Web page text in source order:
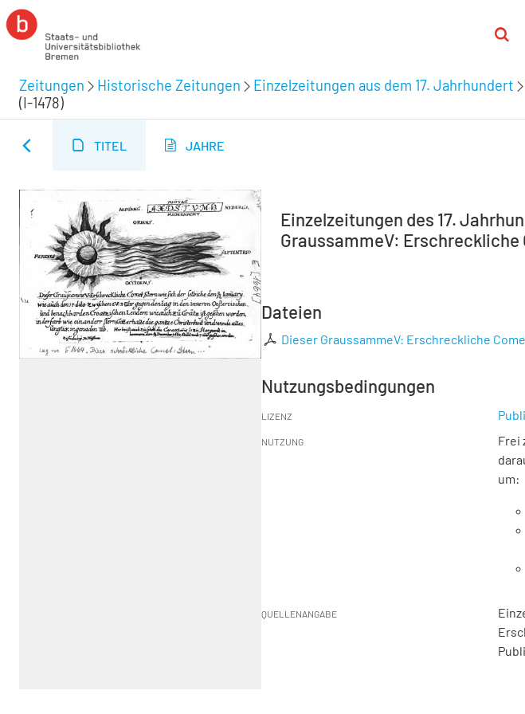
Zeitungen Historische Zeitungen Einzelzeitungen aus dem 17. Jahrhundert
(I-1478)
TITEL JAHRE
Einzelzeitungen des 17.
GraussammeV: Erschreckliche
Dateien
Dieser GraussammeV: Erschreckliche
Nutzungsbedingungen
LIZENZ
NUTZUNG
Frei
um:
QUELLENANGABE